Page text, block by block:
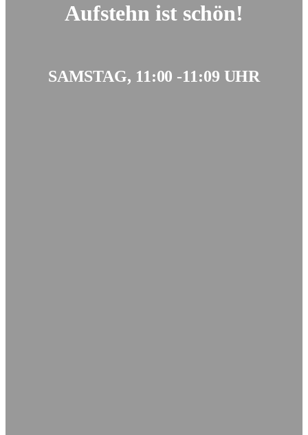
Aufstehn ist schön!
SAMSTAG, 11:00 -11:09 UHR